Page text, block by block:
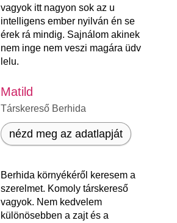
vagyok itt nagyon sok az u
intelligens ember nyilván én se
érek rá mindig. Sajnálom akinek
nem inge nem veszi magára üdv
lelu.
Matild
Társkereső Berhida
nézd meg az adatlapját
Berhida környékéről keresem a
szerelmet. Komoly társkereső
vagyok. Nem kedvelem
különösebben a zajt és a